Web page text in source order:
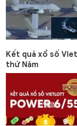
Kết quả xổ số
thứ Năm